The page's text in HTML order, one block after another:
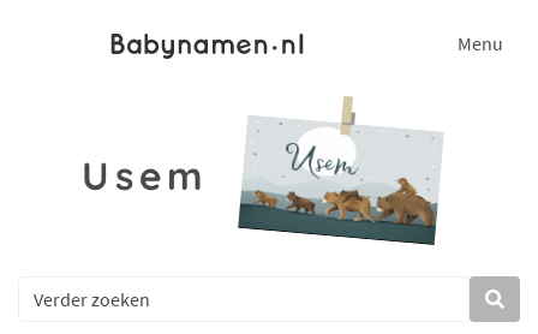
Menu
Usem